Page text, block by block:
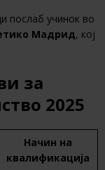
послаб учинок во
Мадрид, кој
за
2025
Начин на
квалификација